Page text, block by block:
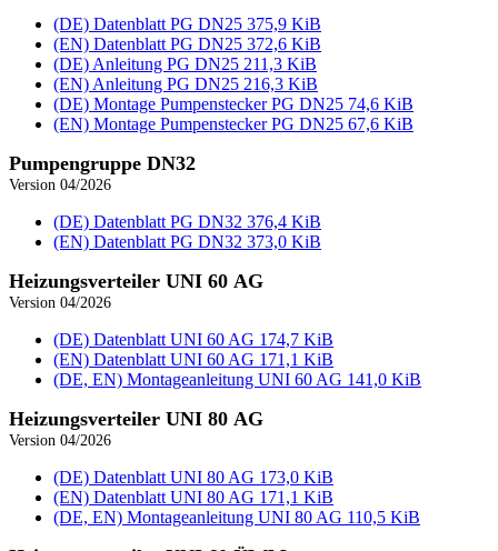
(DE) Datenblatt PG DN25 375,9 KiB
(EN) Datenblatt PG DN25 372,6 KiB
(DE) Anleitung PG DN25 211,3 KiB
(EN) Anleitung PG DN25 216,3 KiB
(DE) Montage Pumpenstecker PG DN25 74,6 KiB
(EN) Montage Pumpenstecker PG DN25 67,6 KiB
Pumpengruppe DN32
Version 04/2026
(DE) Datenblatt PG DN32 376,4 KiB
(EN) Datenblatt PG DN32 373,0 KiB
Heizungsverteiler UNI 60 AG
Version 04/2026
(DE) Datenblatt UNI 60 AG 174,7 KiB
(EN) Datenblatt UNI 60 AG 171,1 KiB
(DE, EN) Montageanleitung UNI 60 AG 141,0 KiB
Heizungsverteiler UNI 80 AG
Version 04/2026
(DE) Datenblatt UNI 80 AG 173,0 KiB
(EN) Datenblatt UNI 80 AG 171,1 KiB
(DE, EN) Montageanleitung UNI 80 AG 110,5 KiB